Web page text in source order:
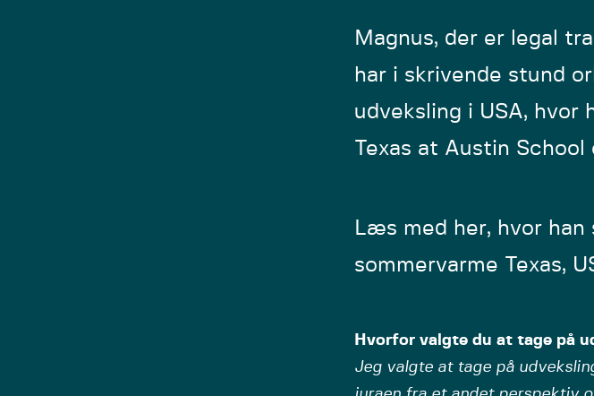
Magnus, der er legal
har i skrivende stund
udveksling i USA,
Texas at Austin School
Læs med her, hvor
sommervarme Texas,
Hvorfor valgte du at tage på
Jeg valgte at tage på